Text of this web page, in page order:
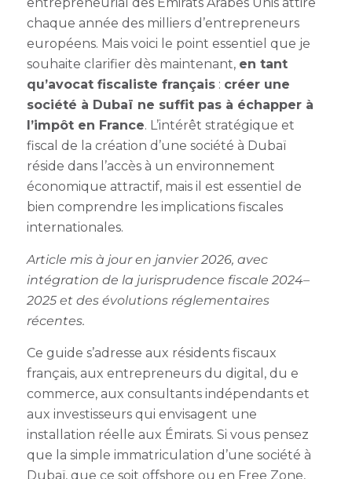
chaque année des milliers d’entrepreneurs
européens. Mais voici le point essentiel que je
souhaite clarifier dès maintenant, en tant
qu’avocat fiscaliste français: créer une
société à Dubaï ne suffit pas à échapper à
l’impôt en France. L’intérêt stratégique et
fiscal de la création d’une société à Dubaï
réside dans l’accès à un environnement
économique attractif, mais il est essentiel de
bien comprendre les implications fiscales
internationales.
Article mis à jour en janvier 2026, avec
intégration de la jurisprudence fiscale 2024–
2025 et des évolutions réglementaires
récentes.
Ce guide s’adresse aux résidents fiscaux
français, aux entrepreneurs du digital, du e
commerce, aux consultants indépendants et
aux investisseurs qui envisagent une
installation réelle aux Émirats. Si vous pensez
que la simple immatriculation d’une société à
Dubaï, que ce soit offshore ou en Free Zone,